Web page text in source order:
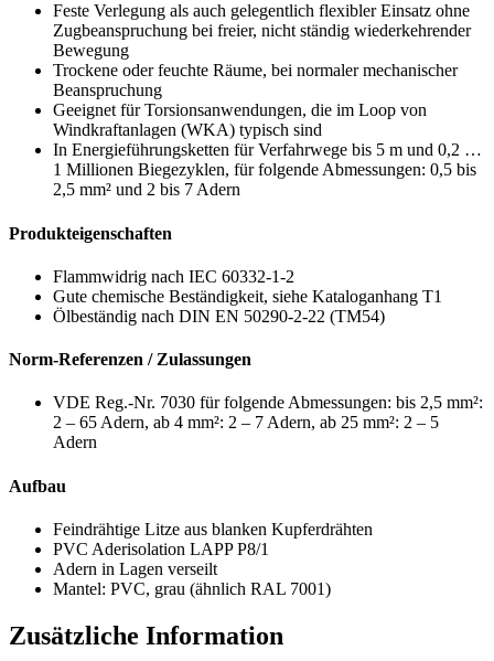
Feste Verlegung als auch gelegentlich flexibler Einsatz ohne
Zugbeanspruchung bei freier, nicht ständig wiederkehrender
Bewegung
Trockene oder feuchte Räume, bei normaler mechanischer
Beanspruchung
Geeignet für Torsionsanwendungen, die im Loop von
Windkraftanlagen (WKA) typisch sind
In Energieführungsketten für Verfahrwege bis 5 m und 0,2 …
1 Millionen Biegezyklen, für folgende Abmessungen: 0,5 bis
2,5 mm² und 2 bis 7 Adern
Produkteigenschaften
Flammwidrig nach IEC 60332-1-2
Gute chemische Beständigkeit, siehe Kataloganhang T1
Ölbeständig nach DIN EN 50290-2-22 (TM54)
Norm-Referenzen / Zulassungen
VDE Reg.-Nr. 7030 für folgende Abmessungen: bis 2,5 mm²:
2 – 65 Adern, ab 4 mm²: 2 – 7 Adern, ab 25 mm²: 2 – 5
Adern
Aufbau
Feindrähtige Litze aus blanken Kupferdrähten
PVC Aderisolation LAPP P8/1
Adern in Lagen verseilt
Mantel: PVC, grau (ähnlich RAL 7001)
Zusätzliche Information